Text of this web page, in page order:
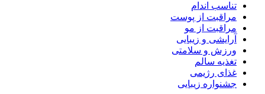
تناسب اندام
مراقبت از پوست
مراقبت از مو
آرایشی و زیبایی
ورزش و سلامتی
تغذیه سالم
غذای رژیمی
جشنواره زیبایی